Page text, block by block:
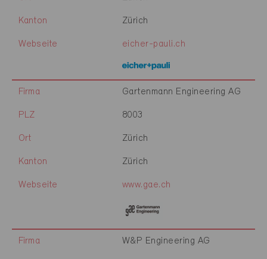
Kanton Zürich
Webseite eicher-pauli.ch
Firma Gartenmann Engineering AG
PLZ 8003
Ort Zürich
Kanton Zürich
Webseite www.gae.ch
Firma W&P Engineering AG